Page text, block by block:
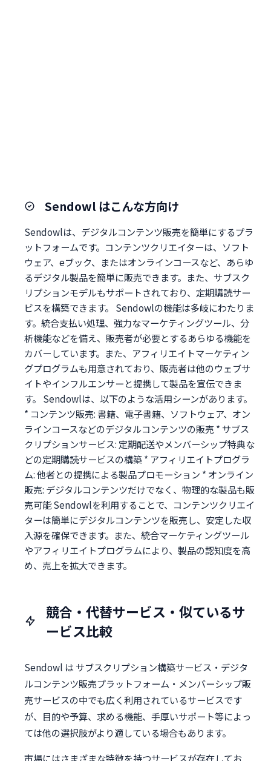
Sendowl はこんな方向け
Sendowlは、デジタルコンテンツ販売を簡単にするプラ
ットフォームです。コンテンツクリエイターは、ソフト
ウェア、eブック、またはオンラインコースなど、あらゆ
るデジタル製品を簡単に販売できます。また、サブスク
リプションモデルもサポートされており、定期購読サー
ビスを構築できます。 Sendowlの機能は多岐にわたりま
す。統合支払い処理、強力なマーケティングツール、分
析機能などを備え、販売者が必要とするあらゆる機能を
カバーしています。また、アフィリエイトマーケティン
グプログラムも用意されており、販売者は他のウェブサ
イトやインフルエンサーと提携して製品を宣伝できま
す。 Sendowlは、以下のような活用シーンがあります。
* コンテンツ販売: 書籍、電子書籍、ソフトウェア、オン
ラインコースなどのデジタルコンテンツの販売 * サブス
クリプションサービス: 定期配送やメンバーシップ特典な
どの定期購読サービスの構築 * アフィリエイトプログラ
ム: 他者との提携による製品プロモーション * オンライン
販売: デジタルコンテンツだけでなく、物理的な製品も販
売可能 Sendowlを利用することで、コンテンツクリエイ
ターは簡単にデジタルコンテンツを販売し、安定した収
入源を確保できます。また、統合マーケティングツール
やアフィリエイトプログラムにより、製品の認知度を高
め、売上を拡大できます。
競合・代替サービス・似ているサ
ービス比較
Sendowl は サブスクリプション構築サービス・デジタ
ルコンテンツ販売プラットフォーム・メンバーシップ販
売サービスの中でも広く利用されているサービスです
が、目的や予算、求める機能、手厚いサポート等によっ
ては他の選択肢がより適している場合もあります。
市場にはさまざまな特徴を持つサービスが存在してお